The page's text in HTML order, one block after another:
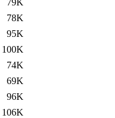
79K
78K
95K
100K
74K
69K
96K
106K